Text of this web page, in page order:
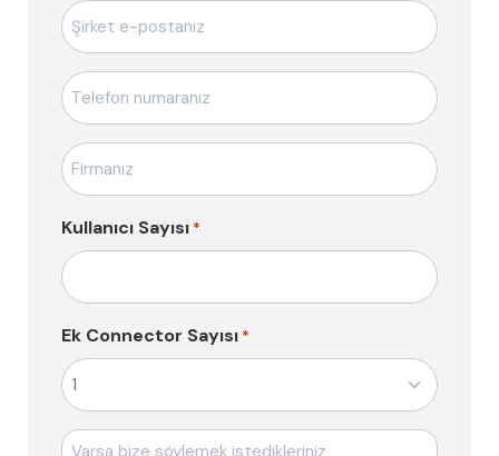
E-
posta
Telefon
*
Firma
Adı
Kullanıcı Sayısı *
Ek Connector Sayısı *
Mesajı